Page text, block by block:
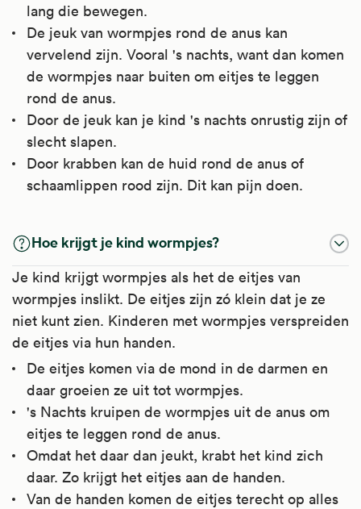
lang die bewegen.
De jeuk van wormpjes rond de anus kan
vervelend zijn. Vooral 's nachts, want dan komen
de wormpjes naar buiten om eitjes te leggen
rond de anus.
Door de jeuk kan je kind 's nachts onrustig zijn of
slecht slapen.
Door krabben kan de huid rond de anus of
schaamlippen rood zijn. Dit kan pijn doen.
Hoe krijgt je kind wormpjes?
Je kind krijgt wormpjes als het de eitjes van
wormpjes inslikt. De eitjes zijn zó klein dat je ze
niet kunt zien. Kinderen met wormpjes verspreiden
de eitjes via hun handen.
De eitjes komen via de mond in de darmen en
daar groeien ze uit tot wormpjes.
's Nachts kruipen de wormpjes uit de anus om
eitjes te leggen rond de anus.
Omdat het daar dan jeukt, krabt het kind zich
daar. Zo krijgt het eitjes aan de handen.
Van de handen komen de eitjes terecht op alles